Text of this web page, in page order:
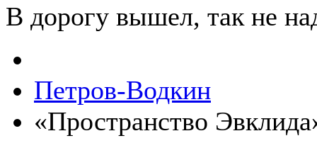
В дорогу вышел, так не
Петров-Водкин
«Пространство